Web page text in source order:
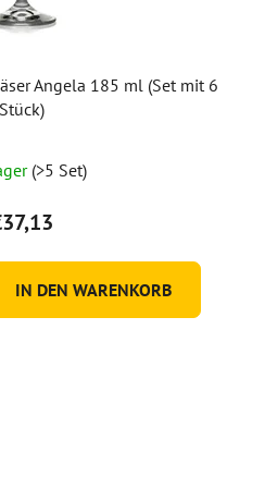
Angela 185 ml (Set mit 6
Stück)
durchschnittliche
Produktbewertung
ist
5,0
von
(>5 Set)
IN DEN WARENKORB